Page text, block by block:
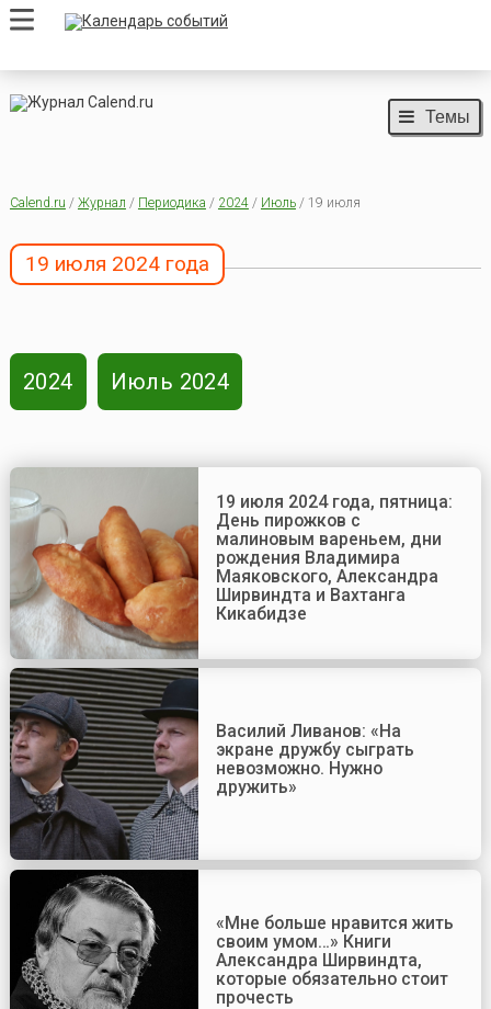
Темы
Calend.ru / Журнал / Периодика / 2024/ Июль/ 19 июля
19 июля 2024 года
2024 Июль 2024
19 июля 2024 года, пятница:
День пирожков с
малиновым вареньем, дни
рождения Владимира
Маяковского, Александра
Ширвиндта и Вахтанга
Кикабидзе
Василий Ливанов: «На
экране дружбу сыграть
невозможно. Нужно
дружить»
«Мне больше нравится жить
своим умом…» Книги
Александра Ширвиндта,
которые обязательно стоит
прочесть